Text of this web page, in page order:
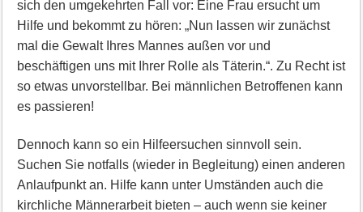
sich den umgekehrten Fall vor: Eine Frau ersucht um
Hilfe und bekommt zu hören: „Nun lassen wir zunächst
mal die Gewalt Ihres Mannes außen vor und
beschäftigen uns mit Ihrer Rolle als Täterin.“. Zu Recht ist
so etwas unvorstellbar. Bei männlichen Betroffenen kann
es passieren!
Dennoch kann so ein Hilfeersuchen sinnvoll sein.
Suchen Sie notfalls (wieder in Begleitung) einen anderen
Anlaufpunkt an. Hilfe kann unter Umständen auch die
kirchliche Männerarbeit bieten – auch wenn sie keiner